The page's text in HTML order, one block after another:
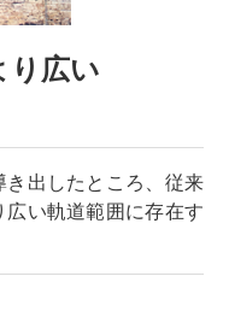
り広い
出したところ、従来
い軌道範囲に存在す